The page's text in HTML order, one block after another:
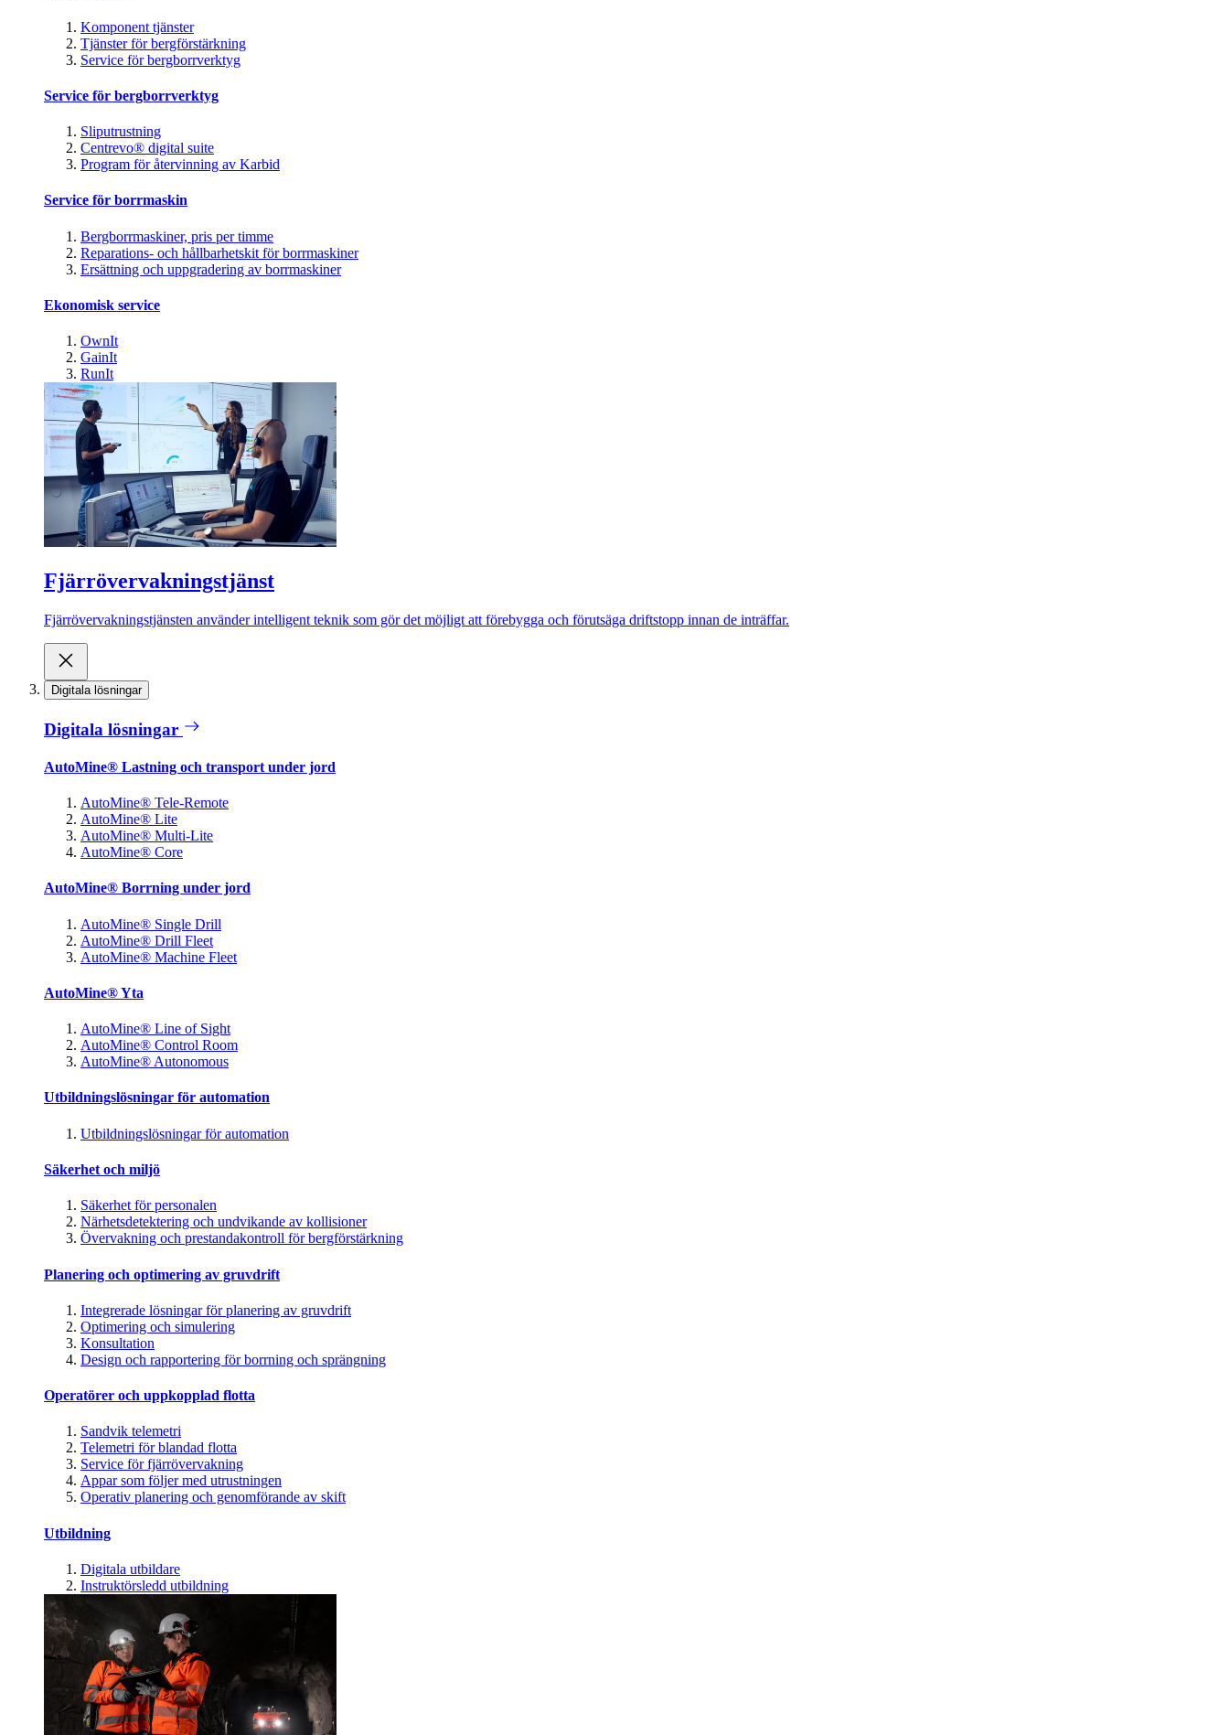
Komponent tjänster
Tjänster för bergförstärkning
Service för bergborrverktyg
Service för bergborrverktyg
Sliputrustning
Centrevo® digital suite
Program för återvinning av Karbid
Service för borrmaskin
Bergborrmaskiner, pris per timme
Reparations- och hållbarhetskit för borrmaskiner
Ersättning och uppgradering av borrmaskiner
Ekonomisk service
OwnIt
GainIt
RunIt
Fjärrövervakningstjänst
Fjärrövervakningstjänsten använder intelligent teknik som gör det möjligt att förebygga och förutsäga driftstopp innan de inträffar.
Digitala lösningar
Digitala lösningar
AutoMine® Lastning och transport under jord
AutoMine® Tele-Remote
AutoMine® Lite
AutoMine® Multi-Lite
AutoMine® Core
AutoMine® Borrning under jord
AutoMine® Single Drill
AutoMine® Drill Fleet
AutoMine® Machine Fleet
AutoMine® Yta
AutoMine® Line of Sight
AutoMine® Control Room
AutoMine® Autonomous
Utbildningslösningar för automation
Utbildningslösningar för automation
Säkerhet och miljö
Säkerhet för personalen
Närhetsdetektering och undvikande av kollisioner
Övervakning och prestandakontroll för bergförstärkning
Planering och optimering av gruvdrift
Integrerade lösningar för planering av gruvdrift
Optimering och simulering
Konsultation
Design och rapportering för borrning och sprängning
Operatörer och uppkopplad flotta
Sandvik telemetri
Telemetri för blandad flotta
Service för fjärrövervakning
Appar som följer med utrustningen
Operativ planering och genomförande av skift
Utbildning
Digitala utbildare
Instruktörsledd utbildning